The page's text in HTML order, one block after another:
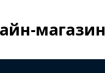
магазин